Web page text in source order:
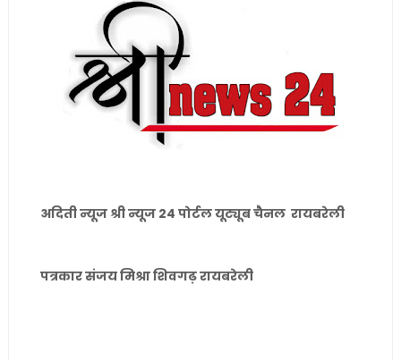
अदिती न्यूज श्री न्यूज 24 पोर्टल यूट्यूब चैनल रायबरेली
पत्रकार संजय मिश्रा शिवगढ़ रायबरेली